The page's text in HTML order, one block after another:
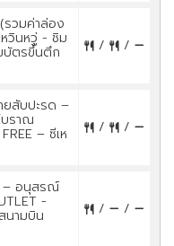
รวมค่าล่อง
วินหวู่ - ชิม
บัตรขึ้นตึก / /
ยสับปะรด –
บราณ
– ซีเห / /
– อนุสรณ์
-
นามบิน / /